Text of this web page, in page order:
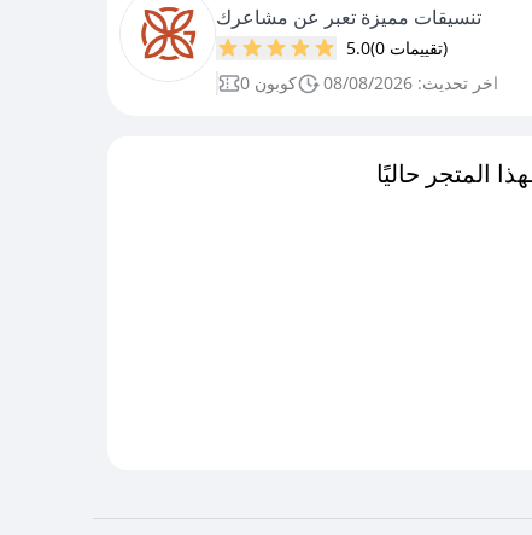
تنسيقات مميزة تعبر عن مشاعرك
5.0
(0 تقييمات)
0 كوبون
اخر تحديث: 08/08/2026